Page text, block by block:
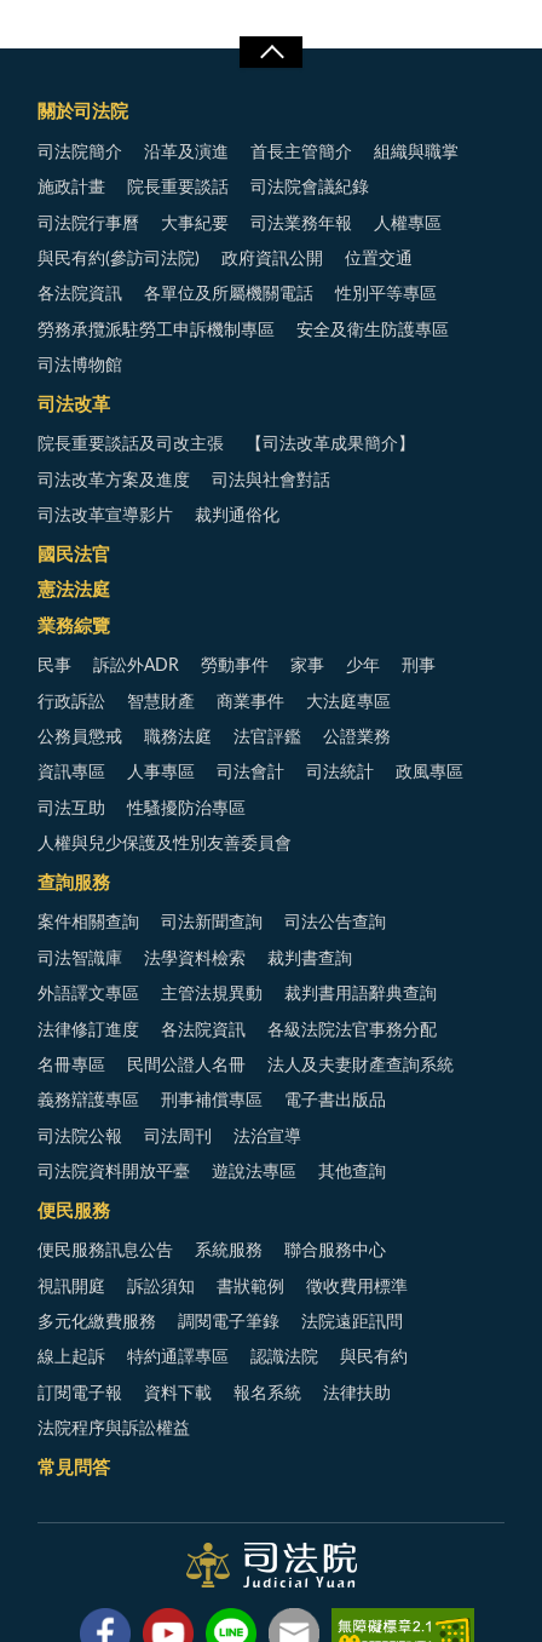
關於司法院
司法院簡介 沿革及演進 首長主管簡介 組織與職掌
施政計畫 院長重要談話 司法院會議紀錄
司法院行事曆 大事紀要 司法業務年報 人權專區
與民有約(參訪司法院) 政府資訊公開 位置交通
各法院資訊 各單位及所屬機關電話 性別平等專區
勞務承攬派駐勞工申訴機制專區 安全及衛生防護專區
司法博物館
司法改革
院長重要談話及司改主張 【司法改革成果簡介】
司法改革方案及進度 司法與社會對話
司法改革宣導影片 裁判通俗化
國民法官
憲法法庭
業務綜覽
民事 訴訟外ADR 勞動事件 家事 少年 刑事
行政訴訟 智慧財產 商業事件 大法庭專區
公務員懲戒 職務法庭 法官評鑑 公證業務
資訊專區 人事專區 司法會計 司法統計 政風專區
司法互助 性騷擾防治專區
人權與兒少保護及性別友善委員會
查詢服務
案件相關查詢 司法新聞查詢 司法公告查詢
司法智識庫 法學資料檢索 裁判書查詢
外語譯文專區 主管法規異動 裁判書用語辭典查詢
法律修訂進度 各法院資訊 各級法院法官事務分配
名冊專區 民間公證人名冊 法人及夫妻財產查詢系統
義務辯護專區 刑事補償專區 電子書出版品
司法院公報 司法周刊 法治宣導
司法院資料開放平臺 遊說法專區 其他查詢
便民服務
便民服務訊息公告 系統服務 聯合服務中心
視訊開庭 訴訟須知 書狀範例 徵收費用標準
多元化繳費服務 調閱電子筆錄 法院遠距訊問
線上起訴 特約通譯專區 認識法院 與民有約
訂閱電子報 資料下載 報名系統 法律扶助
法院程序與訴訟權益
常見問答